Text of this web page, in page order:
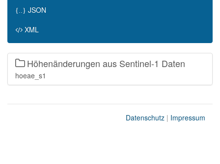
{..} JSON
XML
Höhenänderungen aus Sentinel-1 Daten
hoeae_s1
Datenschutz | Impressum